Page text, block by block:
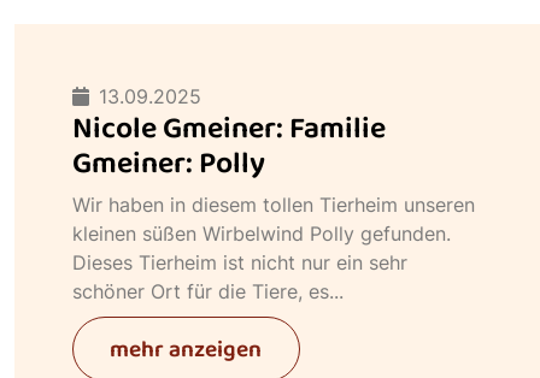
13.09.2025
Nicole Gmeiner: Familie
Gmeiner: Polly
Wir haben in diesem tollen Tierheim unseren
kleinen süßen Wirbelwind Polly gefunden.
Dieses Tierheim ist nicht nur ein sehr
schöner Ort für die Tiere, es...
mehr anzeigen